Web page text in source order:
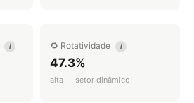
i 🔁 Rotatividade i
47.3%
alta — setor dinâmico